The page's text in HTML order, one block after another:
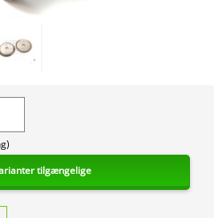
tilgængelige